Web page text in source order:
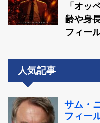
「オッ
齢や身
フィー
人気記事